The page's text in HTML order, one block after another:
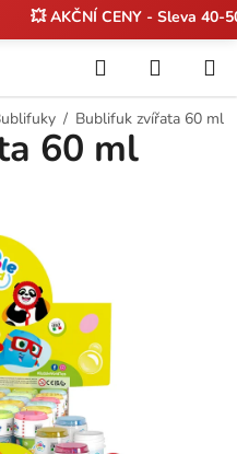
💥 AKČNÍ CENY - Sleva 40-
Hledat
KOŠÍK
/ Bublifuk zvířata 60 ml
60 ml